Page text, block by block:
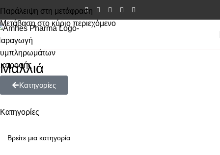
Παράλειψη στη μετάφραση
Μετάβαση στο κύριο περιεχόμενο
Μαλλιά
Κατηγορίες
Κατηγορίες